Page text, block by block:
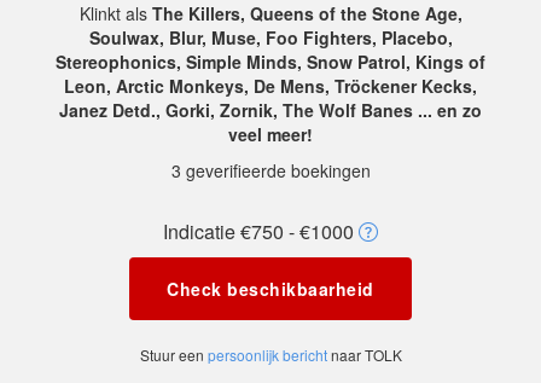
Klinkt als The Killers, Queens of the Stone Age,
Soulwax, Blur, Muse, Foo Fighters, Placebo,
Stereophonics, Simple Minds, Snow Patrol, Kings of
Leon, Arctic Monkeys, De Mens, Tröckener Kecks,
Janez Detd., Gorki, Zornik, The Wolf Banes ... en zo
veel meer!
3 geverifieerde boekingen
Indicatie €750 - €1000
Check beschikbaarheid
Stuur een persoonlijk berichtnaar TOLK